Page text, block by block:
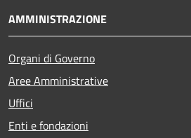
AMMINISTRAZIONE
Organi di Governo
Aree Amministrative
Uffici
Enti e fondazioni